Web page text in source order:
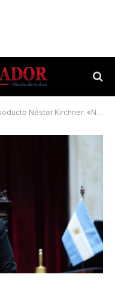
como aconsejaba el FMI, los argentinos lo necesitábamos»